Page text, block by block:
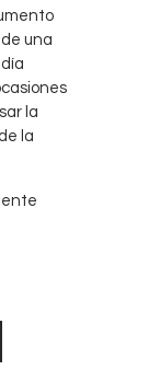
una
la
la